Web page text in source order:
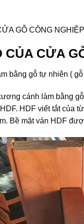
GỖ CÔNG NGHIỆP
CỦA CỬA
bằng gỗ tự nhiên (
cánh làm bằng
HDF viết tắt của
Bề mặt ván HDF